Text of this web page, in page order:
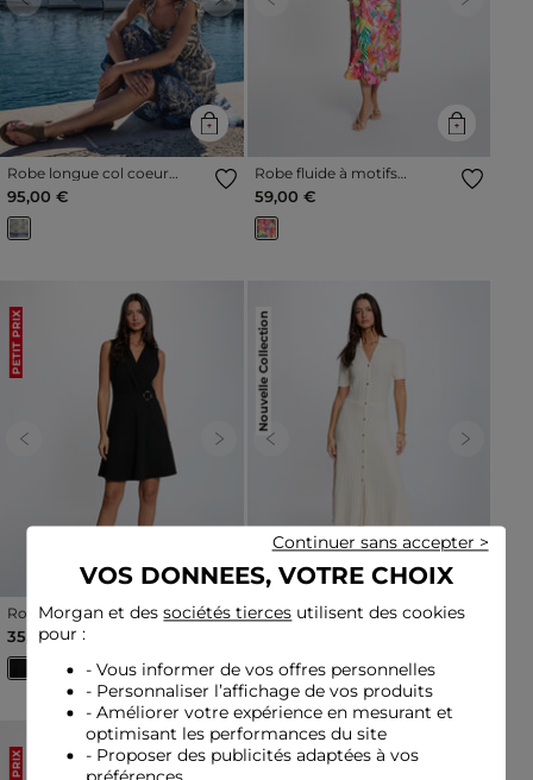
Previous Next
Robe longue col coeur
multicolore femme
95,00 €
Previous Next
Robe fluide à motifs
multicolore femme
59,00 €
PETIT PRIX
Previous Next
Robe courte cache coeur
noir femme
35,00 €
Nouvelle Collection
Previous Next
Robe tricot col à revers
ivoire femme
VOS DONNEES, VOTRE CHOIX
Morgan et dessociétés tierces utilisent des cookies
pour :
- Vous informer de vos offres personnelles
- Personnaliser l’affichage de vos produits
- Améliorer votre expérience en mesurant et
optimisant les performances du site
- Proposer des publicités adaptées à vos
Continuer sans accepter >